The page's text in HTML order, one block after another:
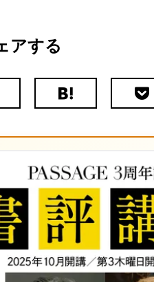
アする
は
ク
マ
ー
ク